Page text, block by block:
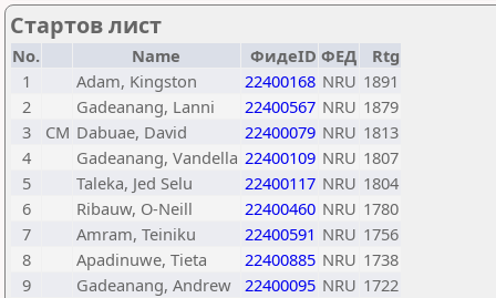
Стартов лист
No. Name ФидеID ФЕД
Rtg
1
Adam, Kingston 22400168 NRU 1891
2
Gadeanang, Lanni 22400567 NRU 1879
3
CM Dabuae, David 22400079 NRU 1813
4
Gadeanang, Vandella 22400109 NRU 1807
5
Taleka, Jed Selu 22400117 NRU 1804
6
Ribauw, O-Neill 22400460 NRU 1780
7
Amram, Teiniku 22400591 NRU 1756
8
Apadinuwe, Tieta 22400885 NRU 1738
9
Gadeanang, Andrew 22400095 NRU 1722